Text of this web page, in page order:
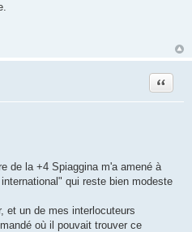
Citation
de la +4 Spiaggina m'a amené à
qui reste bien modeste
et un de mes interlocuteurs
où il pouvait trouver ce